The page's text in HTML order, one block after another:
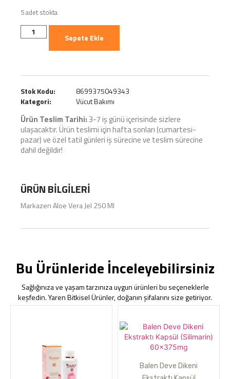
5 adet stokta
Sepete Ekle
Stok Kodu:
8699375049343
Kategori:
Vücut Bakımı
Ürün Teslim Tarihi:3-7 iş günü içerisinde sizlere
ulaşacaktır. Ürün teslimi için hafta sonları (cumartesi-
pazar) ve özel tatil günleri iş sürecine ve teslim sürecine
dahil değildir!
ÜRÜN BILGILERI
Markazen Aloe Vera Jel 250 Ml
Bu Ürünleride İnceleyebilirsiniz
Sağlığınıza ve yaşam tarzınıza uygun ürünleri bu seçeneklerle
keşfedin. Yaren Bitkisel Ürünler, doğanın şifalarını size getiriyor.
Balen Deve Dikeni